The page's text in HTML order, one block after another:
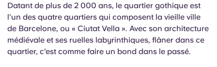
Datant de plus de 2 000 ans, le quartier gothique est
l'un des quatre quartiers qui composent la vieille ville
de Barcelone, ou « Ciutat Vella ». Avec son architecture
médiévale et ses ruelles labyrinthiques, flâner dans ce
quartier, c'est comme faire un bond dans le passé.